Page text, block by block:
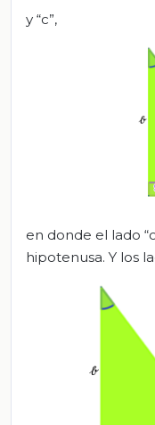
y “c”,
en donde el lado
hipotenusa. Y los